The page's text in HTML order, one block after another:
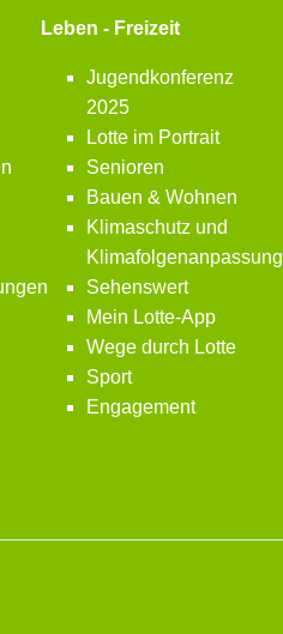
Leben - Freizeit
Jugendkonferenz
2025
Lotte im Portrait
Senioren
Bauen & Wohnen
Klimaschutz und
Klimafolgenanpassung
Sehenswert
Mein Lotte-App
Wege durch Lotte
Sport
Engagement